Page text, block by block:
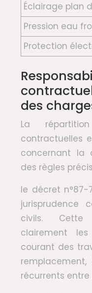
Éclairage plan
Pression eau
Protection
des
La
contractuelles
concernant la
des règles
le décret n°87-
jurisprudence
civils. Cette
clairement les
courant des
récurrents entre